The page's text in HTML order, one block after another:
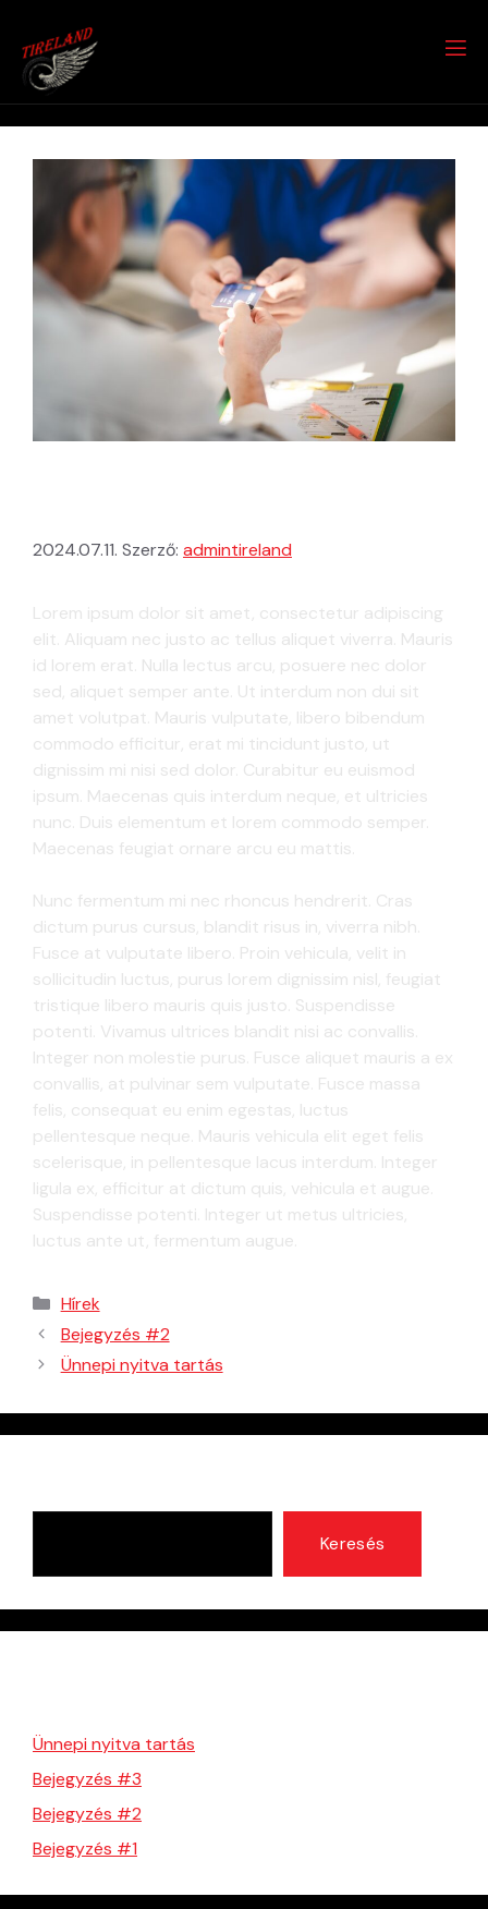
2024.07.11. Szerző: admintireland
Lorem ipsum dolor sit amet, consectetur adipiscing
elit. Aliquam nec justo ac tellus aliquet viverra. Mauris
id lorem erat. Nulla lectus arcu, posuere nec dolor
sed, aliquet semper ante. Ut interdum non dui sit
amet volutpat. Mauris vulputate, libero bibendum
commodo efficitur, erat mi tincidunt justo, ut
dignissim mi nisi sed dolor. Curabitur eu euismod
ipsum. Maecenas quis interdum neque, et ultricies
nunc. Duis elementum et lorem commodo semper.
Maecenas feugiat ornare arcu eu mattis.
Nunc fermentum mi nec rhoncus hendrerit. Cras
dictum purus cursus, blandit risus in, viverra nibh.
Fusce at vulputate libero. Proin vehicula, velit in
sollicitudin luctus, purus lorem dignissim nisl, feugiat
tristique libero mauris quis justo. Suspendisse
potenti. Vivamus ultrices blandit nisi ac convallis.
Integer non molestie purus. Fusce aliquet mauris a ex
convallis, at pulvinar sem vulputate. Fusce massa
felis, consequat eu enim egestas, luctus
pellentesque neque. Mauris vehicula elit eget felis
scelerisque, in pellentesque lacus interdum. Integer
ligula ex, efficitur at dictum quis, vehicula et augue.
Suspendisse potenti. Integer ut metus ultricies,
luctus ante ut, fermentum augue.
Hírek
Bejegyzés #2
Ünnepi nyitva tartás
Keresés
Ünnepi nyitva tartás
Bejegyzés #3
Bejegyzés #2
Bejegyzés #1